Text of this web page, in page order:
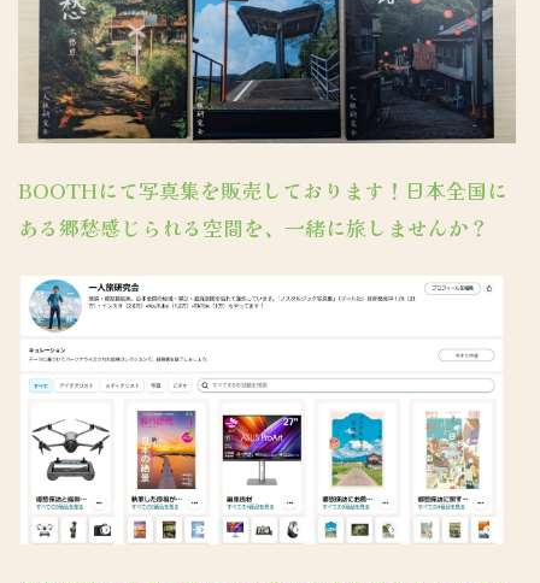
BOOTHにて写真集を販売しております！日本全国に
ある郷愁感じられる空間を、一緒に旅しませんか？